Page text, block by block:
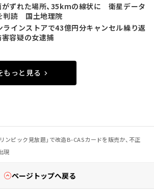
がずれた場所、35kmの線状に 衛星データ
判読 国土地理院
ラインストアで43億円分キャンセル繰り返
容疑の女逮捕
もっと見る
リンピック見放題」で改造B-CASカードを販売か、不正
現
ページトップへ戻る